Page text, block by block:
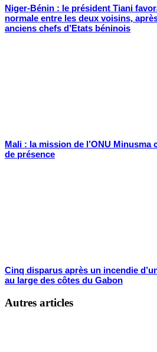
Niger-Bénin : le président Tiani
normale entre les deux voisins,
anciens chefs d’Etats béninois
Mali : la mission de l’ONU Minusma
de présence
Cinq disparus après un incendie
au large des côtes du Gabon
Autres articles